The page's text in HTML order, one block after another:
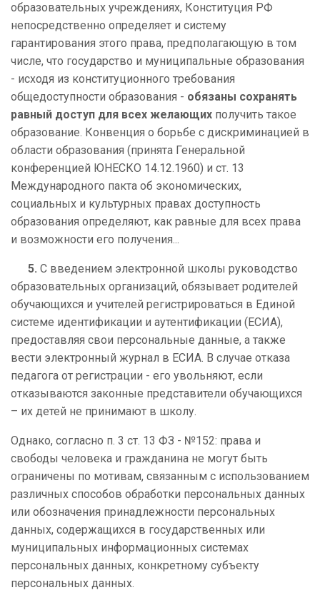
образовательных учреждениях, Конституция РФ
непосредственно определяет и систему
гарантирования этого права, предполагающую в том
числе, что государство и муниципальные образования
- исходя из конституционного требования
общедоступности образования - обязаны сохранять
равный доступ для всех желающих получить такое
образование. Конвенция о борьбе с дискриминацией в
области образования (принята Генеральной
конференцией ЮНЕСКО 14.12.1960) и ст. 13
Международного пакта об экономических,
социальных и культурных правах доступность
образования определяют, как равные для всех права
и возможности его получения...
5. С введением электронной школы руководство
образовательных организаций, обязывает родителей
обучающихся и учителей регистрироваться в Единой
системе идентификации и аутентификации (ЕСИА),
предоставляя свои персональные данные, а также
вести электронный журнал в ЕСИА. В случае отказа
педагога от регистрации - его увольняют, если
отказываются законные представители обучающихся
– их детей не принимают в школу.
Однако, согласно п. 3 ст. 13 ФЗ - №152: права и
свободы человека и гражданина не могут быть
ограничены по мотивам, связанным с использованием
различных способов обработки персональных данных
или обозначения принадлежности персональных
данных, содержащихся в государственных или
муниципальных информационных системах
персональных данных, конкретному субъекту
персональных данных.